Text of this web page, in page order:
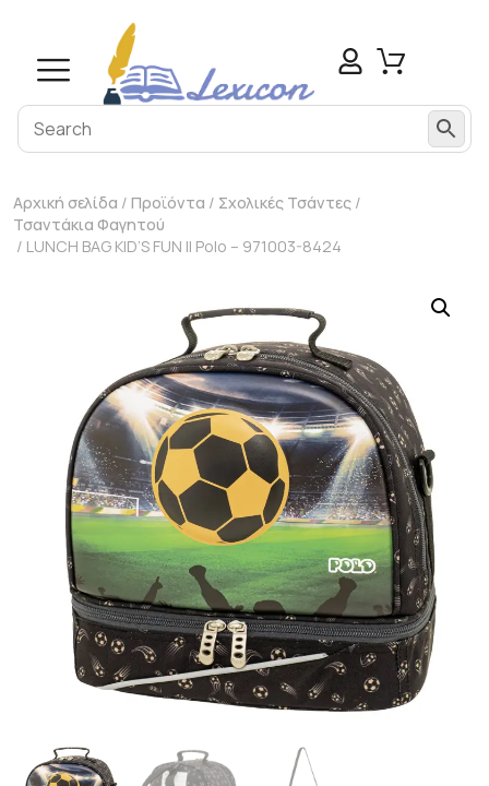
Αρχική σελίδα / Προϊόντα / Σχολικές Τσάντες /
Τσαντάκια Φαγητού
/ LUNCH BAG KID’S FUN II Polo – 971003-8424